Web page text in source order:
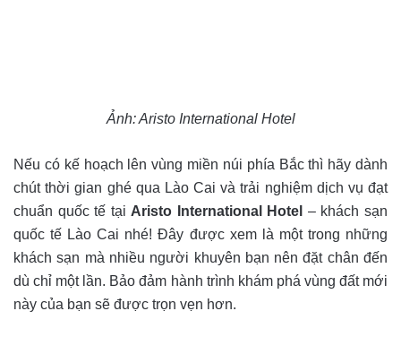
Ảnh: Aristo International Hotel
Nếu có kế hoạch lên vùng miền núi phía Bắc thì hãy dành
chút thời gian ghé qua Lào Cai và trải nghiệm dịch vụ đạt
chuẩn quốc tế tại Aristo International Hotel – khách sạn
quốc tế Lào Cai nhé! Đây được xem là một trong những
khách sạn mà nhiều người khuyên bạn nên đặt chân đến
dù chỉ một lần. Bảo đảm hành trình khám phá vùng đất mới
này của bạn sẽ được trọn vẹn hơn.